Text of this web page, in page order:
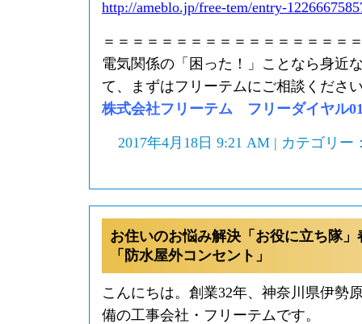
http://ameblo.jp/free-tem/entry-
＝＝＝＝＝＝＝＝＝＝＝＝＝＝＝＝＝
電気関係の「困った！」ことなら身近
て、まずはフリーテムにご相談くださ
株式会社フリーテム フリーダイヤル
2017年4月18日 9:21 AM | カテゴリー
お住いのお悩み解決「お役に立ち隊
「防水屋外コンセント」
こんにちは。創業32年、神奈川県伊勢
備の工事会社・フリーテムです。